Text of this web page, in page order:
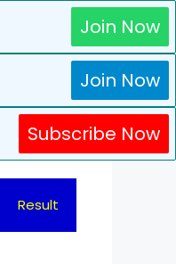
Join Now
Join Now
Subscribe Now
Result